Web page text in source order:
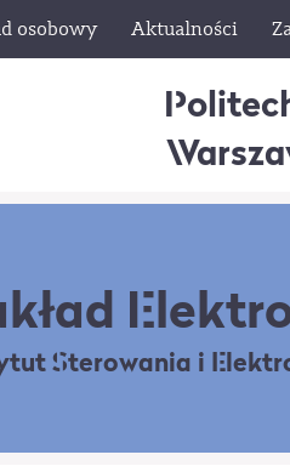
osobowy Aktualności
Sterowania i